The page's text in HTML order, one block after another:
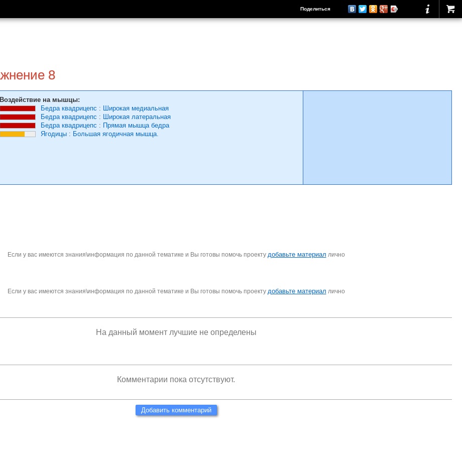
Поделиться
8
Воздействие на мышцы:
Бедра квадрицепс : Широкая медиальная
Бедра квадрицепс : Широкая латеральная
Бедра квадрицепс : Прямая мышца бедра
Ягодицы : Большая ягодичная мышца.
Если у вас имеются знания\информация по данной тематике и Вы готовы помочь проекту добавьте материал лично
Если у вас имеются знания\информация по данной тематике и Вы готовы помочь проекту добавьте материал лично
На данный момент лучшие не определены
Комментарии пока отсутствуют.
Добавить комментарий